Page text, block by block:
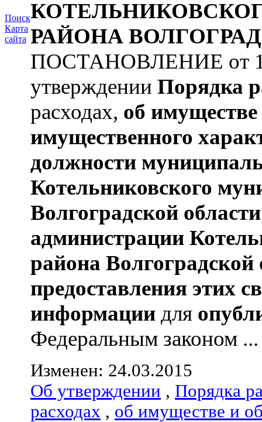
Поиск
Карта
сайта РАЙОНА
ПОСТАНОВЛЕНИЕ от
утверждении Порядка
расходах, об имуществе
имущественного
должности
Котельниковского
Волгоградской области
администрации
района Волгоградской
предоставления этих
информации для
Федеральным законом ...
Изменен: 24.03.2015
Об утверждении , Порядка
расходах , об имуществе и